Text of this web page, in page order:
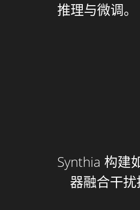
推理与微调
Synthia 构建
器融合干